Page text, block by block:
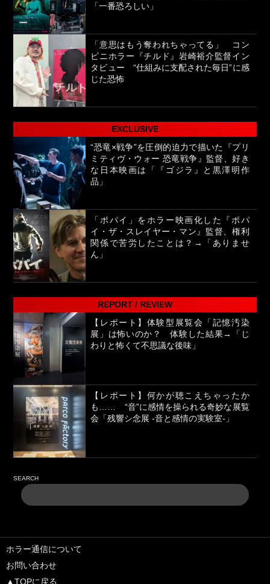
「一番恐ろしい」
「意思はもう奪われちゃってる」 コン
ビニホラー『チルド』岩崎裕介監督イン
タビュー “仕組みに支配された毎日”に感
じた恐怖
EXCLUSIVE
“恐竜×戦争”を圧倒的迫力で描いた『プリ
ミティヴ・ウォー 恐竜戦争』監督、好き
な日本映画は「『ゴジラ』と黒澤明作
品」
「ポパイ」をホラー映画化した『ポパ
イ・ザ・スレイヤー・マン』監督、権利
関係で苦労したことは？→「ありませ
ん」
REPORT / REVIEW
【レポート】体験型展覧会「記憶汚染
展」は怖いのか？ 体験した結果→「じ
わりと怖くて不思議な後味」
【レポート】何かが聴こえちゃったか
も…… “音”に感情を操られる奇妙な展覧
会「残響シ念展 -⾳と感情の実験室-」
SEARCH
ホラー通信について
お問い合わせ
▲TOPに戻る